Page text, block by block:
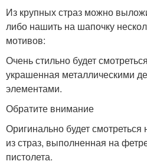
Из крупных страз можно
либо нашить на шапочку
мотивов:
Очень стильно будет
украшенная металлическими
элементами.
Обратите внимание
Оригинально будет
из страз, выполненная на
пистолета.